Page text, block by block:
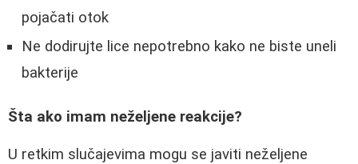
pojačati otok
Ne dodirujte lice nepotrebno kako ne biste uneli
bakterije
Šta ako imam neželjene reakcije?
U retkim slučajevima mogu se javiti neželjene